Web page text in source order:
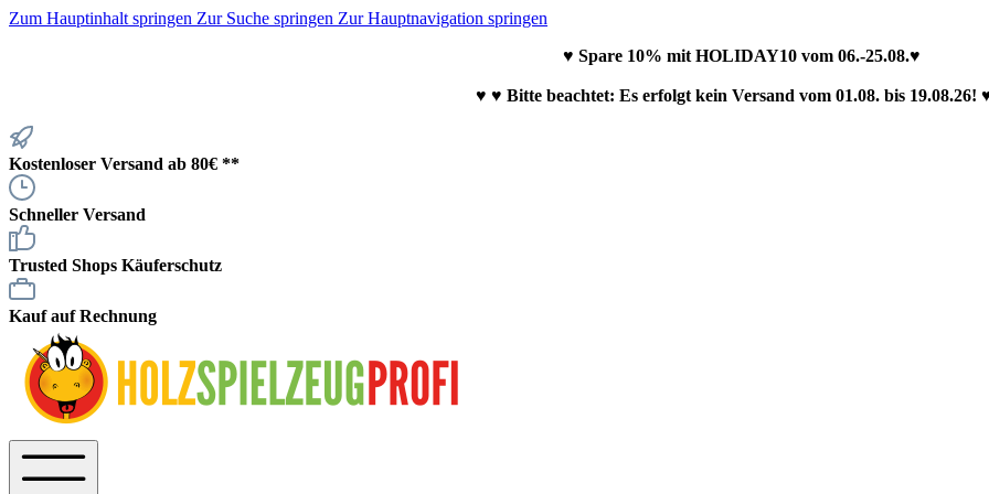
Zum Hauptinhalt springen Zur Suche springen Zur Hauptnavigation springen
♥ Spare 10% mit HOLIDAY10 vom 06.-25.08.♥
♥ ♥ Bitte beachtet: Es erfolgt kein Versand vom 01.08. bis 19.08.26!
Kostenloser Versand ab 80€ **
Schneller Versand
Trusted Shops Käuferschutz
Kauf auf Rechnung